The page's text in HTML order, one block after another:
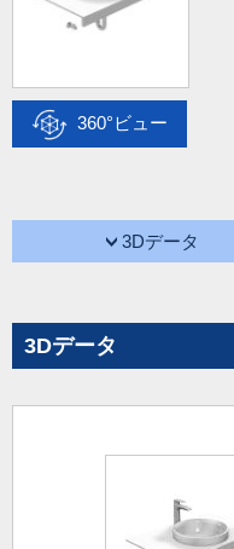
360°ビュー
3Dデータ
3Dデータ